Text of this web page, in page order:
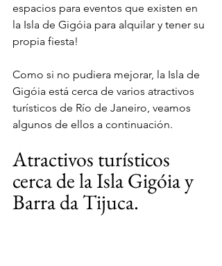
espacios para eventos que existen en
la Isla de Gigóia para alquilar y tener su
propia fiesta!
Como si no pudiera mejorar, la Isla de
Gigóia está cerca de varios atractivos
turísticos de Río de Janeiro, veamos
algunos de ellos a continuación.
Atractivos turísticos
cerca de la Isla Gigóia y
Barra da Tijuca.